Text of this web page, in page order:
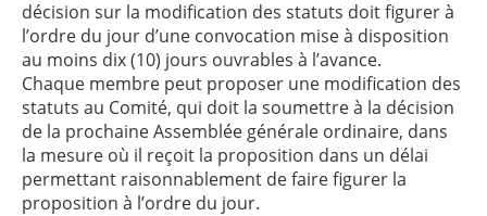
décision sur la modification des statuts doit figurer à
l’ordre du jour d’une convocation mise à disposition
au moins dix (10) jours ouvrables à l’avance.
Chaque membre peut proposer une modification des
statuts au Comité, qui doit la soumettre à la décision
de la prochaine Assemblée générale ordinaire, dans
la mesure où il reçoit la proposition dans un délai
permettant raisonnablement de faire figurer la
proposition à l’ordre du jour.